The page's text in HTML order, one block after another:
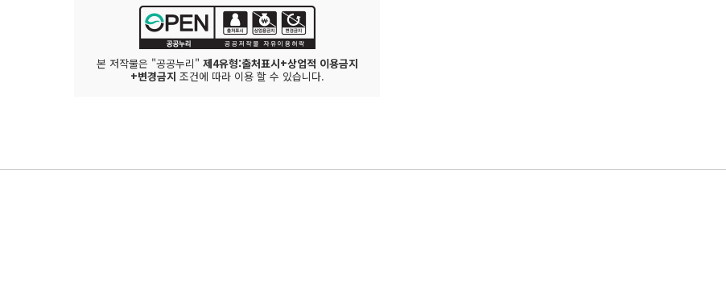
본 저작물은 "공공누리" 제4유형:출처표시+상업적 이용금지
+변경금지 조건에 따라 이용 할 수 있습니다.